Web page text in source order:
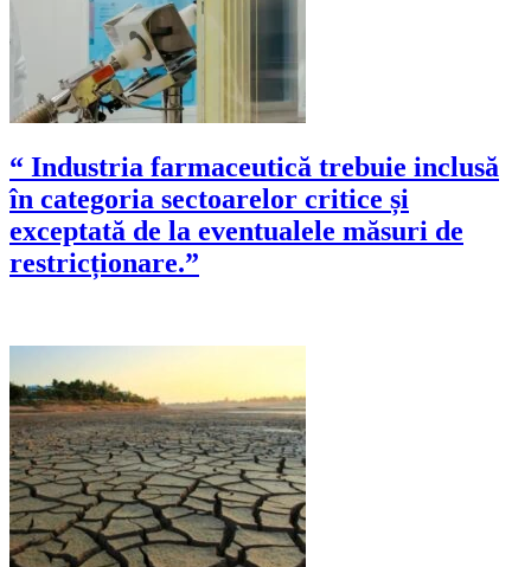
“ Industria farmaceutică trebuie inclusă
în categoria sectoarelor critice și
exceptată de la eventualele măsuri de
restricționare.”